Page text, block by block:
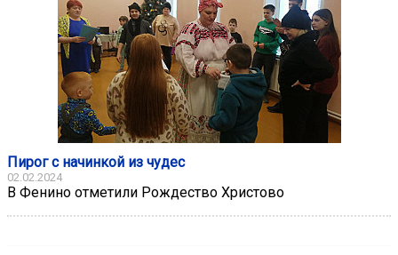
Пирог с начинкой из чудес
02.02.2024
В Фенино отметили Рождество Христово